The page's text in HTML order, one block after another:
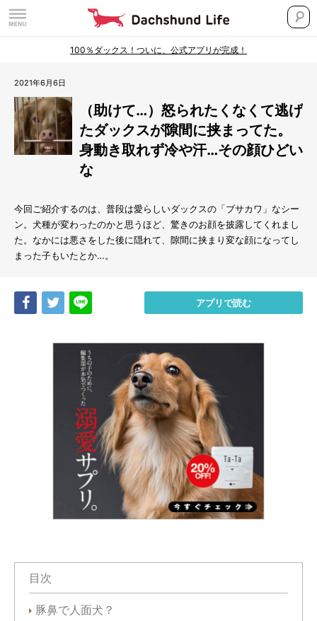
100％ダックス！ついに、公式アプリが完成！
2021年6月6日
（助けて…）怒られたくなくて逃げ
たダックスが隙間に挟まってた。
身動き取れず冷や汗…その顔ひどい
な
今回ご紹介するのは、普段は愛らしいダックスの「ブサカワ」なシー
ン。犬種が変わったのかと思うほど、驚きのお顔を披露してくれまし
た。なかには悪さをした後に隠れて、隙間に挟まり変な顔になってし
まった子もいたとか…。
Share Tweet アプリで読む
目次
豚鼻で人面犬？